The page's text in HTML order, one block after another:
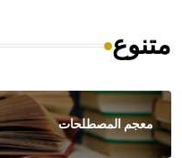
متنوع
معجم المصطلحات